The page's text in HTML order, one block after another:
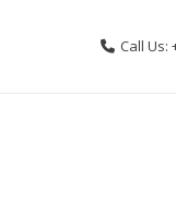
Call Us: